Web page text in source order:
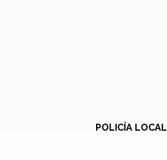
POLICÍA LOCAL